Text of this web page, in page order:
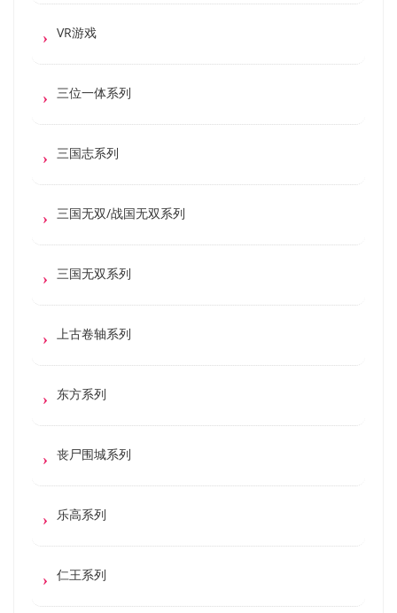
VR游戏
三位一体系列
三国志系列
三国无双/战国无双系列
三国无双系列
上古卷轴系列
东方系列
丧尸围城系列
乐高系列
仁王系列